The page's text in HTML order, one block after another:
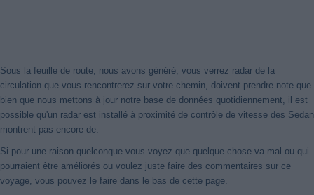
Sous la feuille de route, nous avons généré, vous verrez radar de la
circulation que vous rencontrerez sur votre chemin, doivent prendre note que
bien que nous mettons à jour notre base de données quotidiennement, il est
possible qu'un radar est installé à proximité de contrôle de vitesse des Sedan
montrent pas encore de.
Si pour une raison quelconque vous voyez que quelque chose va mal ou qui
pourraient être améliorés ou voulez juste faire des commentaires sur ce
voyage, vous pouvez le faire dans le bas de cette page.